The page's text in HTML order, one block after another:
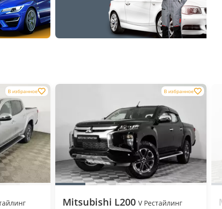
В избранное В избранное
Mitsubishi L200 V Рестайлинг